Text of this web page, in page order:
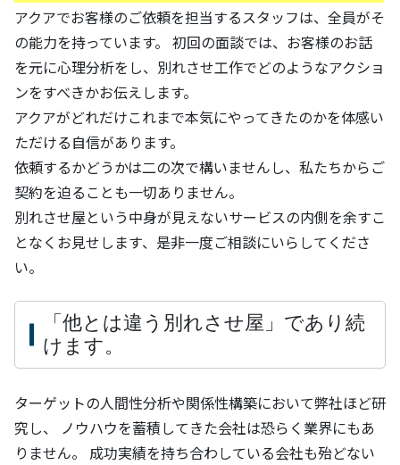
アクアでお客様のご依頼を担当するスタッフは、全員がそ
の能力を持っています。 初回の面談では、お客様のお話
を元に心理分析をし、別れさせ工作でどのようなアクショ
ンをすべきかお伝えします。
アクアがどれだけこれまで本気にやってきたのかを体感い
ただける自信があります。
依頼するかどうかは二の次で構いませんし、私たちからご
契約を迫ることも一切ありません。
別れさせ屋という中身が見えないサービスの内側を余すこ
となくお見せします、是非一度ご相談にいらしてくださ
い。
「他とは違う別れさせ屋」であり続
けます。
ターゲットの人間性分析や関係性構築において弊社ほど研
究し、 ノウハウを蓄積してきた会社は恐らく業界にもあ
りません。 成功実績を持ち合わしている会社も殆どない